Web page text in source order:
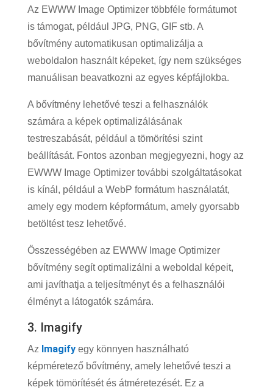
Az EWWW Image Optimizer többféle formátumot
is támogat, például JPG, PNG, GIF stb. A
bővítmény automatikusan optimalizálja a
weboldalon használt képeket, így nem szükséges
manuálisan beavatkozni az egyes képfájlokba.
A bővítmény lehetővé teszi a felhasználók
számára a képek optimalizálásának
testreszabását, például a tömörítési szint
beállítását. Fontos azonban megjegyezni, hogy az
EWWW Image Optimizer további szolgáltatásokat
is kínál, például a WebP formátum használatát,
amely egy modern képformátum, amely gyorsabb
betöltést tesz lehetővé.
Összességében az EWWW Image Optimizer
bővítmény segít optimalizálni a weboldal képeit,
ami javíthatja a teljesítményt és a felhasználói
élményt a látogatók számára.
3. Imagify
Az Imagifyegy könnyen használható
képméretező bővítmény, amely lehetővé teszi a
képek tömörítését és átméretezését. Ez a